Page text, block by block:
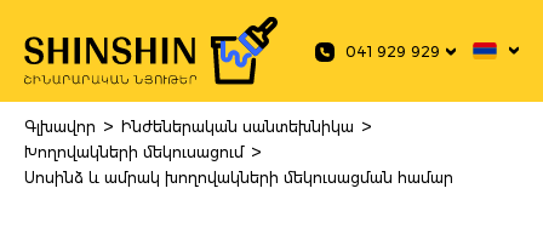
041 929 929
Գլխավոր > Ինժեներական սանտեխնիկա >
Խողովակների մեկուսացում >
Սոսինձ և ամրակ խողովակների մեկուսացման համար